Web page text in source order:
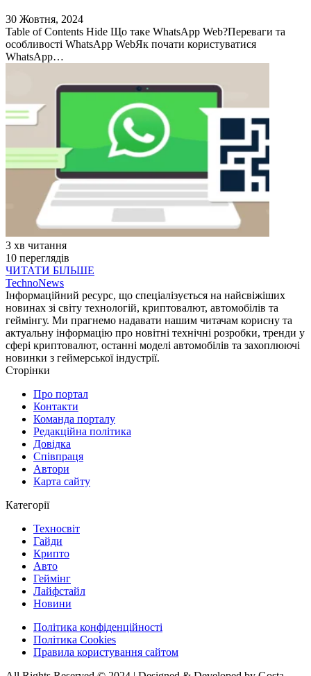
30 Жовтня, 2024
Table of Contents Hide Що таке WhatsApp Web?Переваги та
особливості WhatsApp WebЯк почати користуватися
WhatsApp…
3 хв читання
10 переглядів
ЧИТАТИ БІЛЬШЕ
TechnoNews
Інформаційний ресурс, що спеціалізується на найсвіжіших
новинах зі світу технологій, криптовалют, автомобілів та
геймінгу. Ми прагнемо надавати нашим читачам корисну та
актуальну інформацію про новітні технічні розробки, тренди у
сфері криптовалют, останні моделі автомобілів та захоплюючі
новинки з геймерської індустрії.
Сторінки
Про портал
Контакти
Команда порталу
Редакційна політика
Довідка
Співпраця
Автори
Карта сайту
Категорії
Техносвіт
Гайди
Крипто
Авто
Геймінг
Лайфстайл
Новини
Політика конфіденційності
Політика Cookies
Правила користування сайтом